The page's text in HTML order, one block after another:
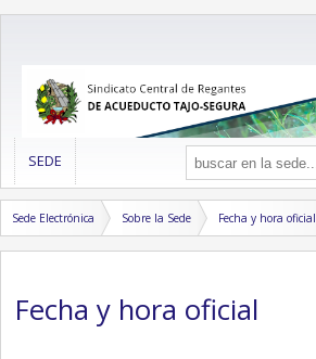
SEDE
Sede Electrónica Sobre la Sede Fecha y hora oficial
Fecha y hora oficial